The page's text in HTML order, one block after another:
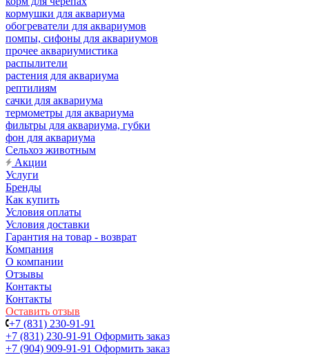
кормушки для аквариума
обогреватели для аквариумов
помпы, сифоны для аквариумов
прочее аквариумистика
распылители
растения для аквариума
рептилиям
сачки для аквариума
термометры для аквариума
фильтры для аквариума, губки
фон для аквариума
Сельхоз животным
Акции
Услуги
Бренды
Как купить
Условия оплаты
Условия доставки
Гарантия на товар - возврат
Компания
О компании
Отзывы
Контакты
Контакты
Оставить отзыв
+7 (831) 230-91-91
+7 (831) 230-91-91 Оформить заказ
+7 (904) 909-91-91 Оформить заказ